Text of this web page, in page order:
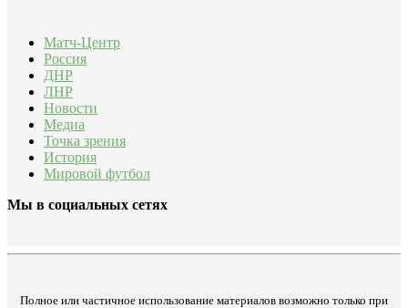
Матч-Центр
Россия
ДНР
ЛНР
Новости
Медиа
Точка зрения
История
Мировой футбол
Мы в социальных сетях
Полное или частичное использование материалов возможно только при